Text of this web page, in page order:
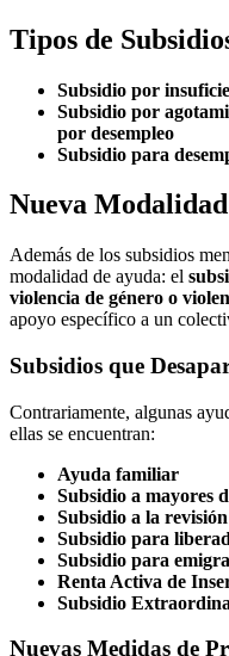
Tipos de
Subsidio por
Subsidio por
por desempleo
Subsidio para
Nueva
Además de los subsidios
modalidad de ayuda: el
violencia de género o
apoyo específico a un
Subsidios que
Contrariamente, algunas
ellas se encuentran:
Ayuda familiar
Subsidio a mayores
Subsidio a la
Subsidio para
Subsidio para
Renta Activa de
Subsidio
Nuevas Medidas de